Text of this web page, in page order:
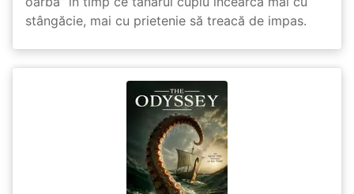
stângăcie, mai cu prietenie să treacă de impas.